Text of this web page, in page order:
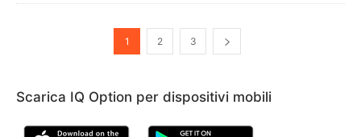
1 2 3
Scarica IQ Option per dispositivi mobili